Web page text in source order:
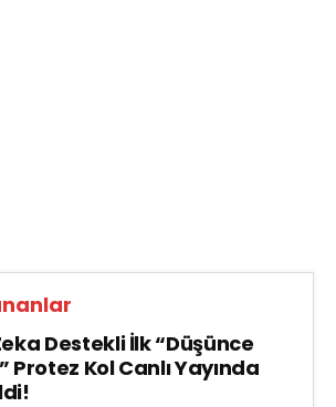
Destekli İlk “Düşünce
Protez Kol Canlı Yayında